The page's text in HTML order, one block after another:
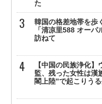
た
韓国の格差地帯を
「清凉里588 オー
訪ねて
【中国の民族浄化
監、残った女性は
閣上陸”で起こりう